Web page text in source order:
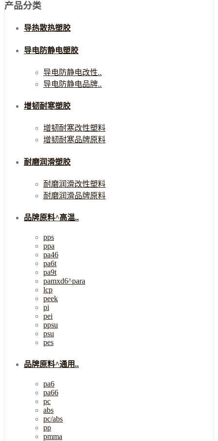
产品分类
导热散热塑胶
导电防静电塑胶
导电防静电改性..
导电防静电品牌..
增韧耐寒塑胶
增韧耐寒改性塑料
增韧耐寒品牌原料
耐磨润滑塑胶
耐磨润滑改性塑料
耐磨润滑品牌原料
品牌原料^高温..
pps
ppa
pa46
pa6t
pa9t
pamxd6^para
lcp
peek
pi
pei
ppsu
psu
pes
品牌原料^通用..
pa6
pa66
pc
abs
pc/abs
pp
pmma